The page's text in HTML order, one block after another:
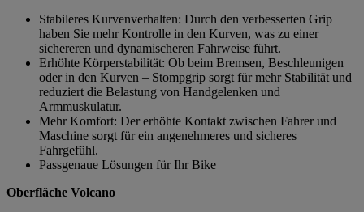
Stabileres Kurvenverhalten: Durch den verbesserten Grip
haben Sie mehr Kontrolle in den Kurven, was zu einer
sichereren und dynamischeren Fahrweise führt.
Erhöhte Körperstabilität: Ob beim Bremsen, Beschleunigen
oder in den Kurven – Stompgrip sorgt für mehr Stabilität und
reduziert die Belastung von Handgelenken und
Armmuskulatur.
Mehr Komfort: Der erhöhte Kontakt zwischen Fahrer und
Maschine sorgt für ein angenehmeres und sicheres
Fahrgefühl.
Passgenaue Lösungen für Ihr Bike
Oberfläche Volcano